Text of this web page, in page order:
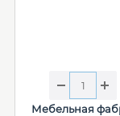
Мебельная